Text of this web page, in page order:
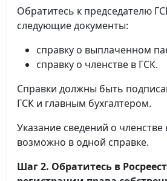
Обратитесь к председателю
следующие документы:
справку о выплаченном
справку о членстве в ГСК.
Справки должны быть
ГСК и главным бухгалтером.
Указание сведений о
возможно в одной справке.
Шаг 2. Обратитесь в